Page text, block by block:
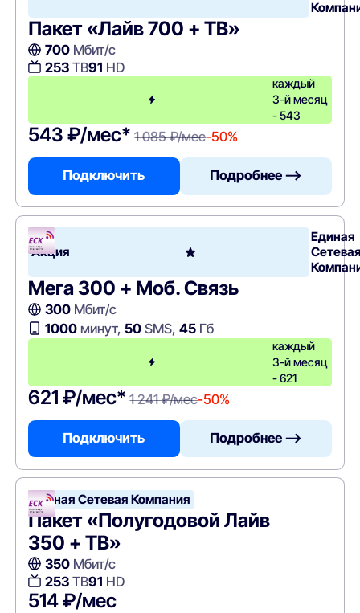
Пакет «Лайв 700 + ТВ»
700Мбит/с
253ТВ91 HD
каждый
3-й месяц
- 543
543 ₽/мес* 1 085 ₽/мес-50%
Подключить Подробнее —>
Акция
Единая
Мега 300 + Моб. Связь
300Мбит/с
1000минут, 50SMS, 45Гб
каждый
3-й месяц
- 621
621 ₽/мес* 1 241 ₽/мес-50%
Подключить Подробнее —>
Единая Сетевая Компания
Пакет «Полугодовой Лайв
350 + ТВ»
350Мбит/с
253ТВ91 HD
514 ₽/мес